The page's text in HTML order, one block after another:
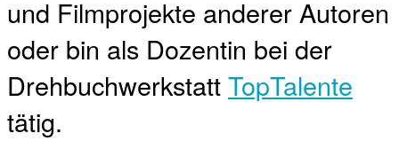
und Filmprojekte anderer Autoren
oder bin als Dozentin bei der
DrehbuchwerkstattTopTalente
tätig.